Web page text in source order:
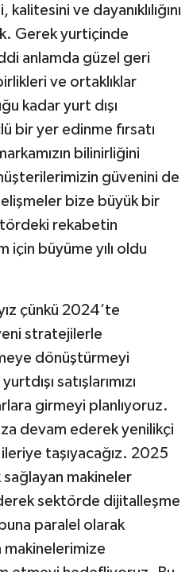
ve dayanıklılığını
Gerek yurtiçinde
anlamda güzel geri
ve ortaklıklar
kadar yurt dışı
bir yer edinme fırsatı
bilinirliğini
güvenini de
bize büyük bir
rekabetin
için büyüme yılı oldu
çünkü 2024’te
stratejilerle
dönüştürmeyi
satışlarımızı
girmeyi planlıyoruz.
devam ederek yenilikçi
taşıyacağız. 2025
sağlayan makineler
sektörde dijitalleşme
paralel olarak